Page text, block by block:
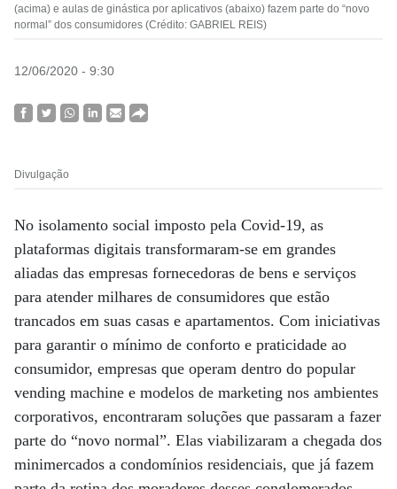
(acima) e aulas de ginástica por aplicativos (abaixo) fazem parte do “novo
normal” dos consumidores (Crédito: GABRIEL REIS)
12/06/2020 - 9:30
Divulgação
No isolamento social imposto pela Covid-19, as
plataformas digitais transformaram-se em grandes
aliadas das empresas fornecedoras de bens e serviços
para atender milhares de consumidores que estão
trancados em suas casas e apartamentos. Com iniciativas
para garantir o mínimo de conforto e praticidade ao
consumidor, empresas que operam dentro do popular
vending machine e modelos de marketing nos ambientes
corporativos, encontraram soluções que passaram a fazer
parte do “novo normal”. Elas viabilizaram a chegada dos
minimercados a condomínios residenciais, que já fazem